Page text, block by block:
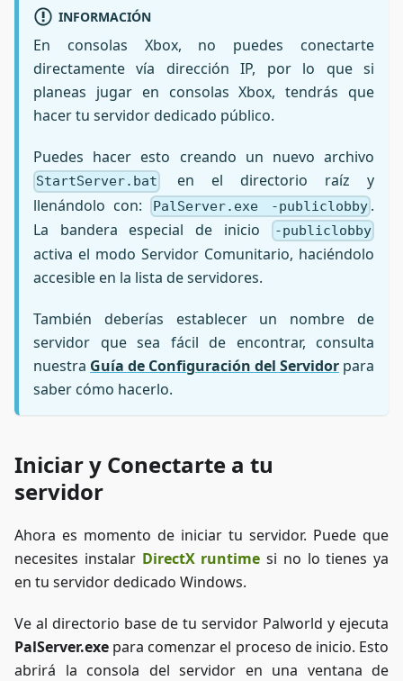
INFORMACIÓN
En consolas Xbox, no puedes conectarte
directamente vía dirección IP, por lo que si
planeas jugar en consolas Xbox, tendrás que
hacer tu servidor dedicado público.
Puedes hacer esto creando un nuevo archivo
StartServer.bat
en el directorio raíz y
llenándolo con:
PalServer.exe -publiclobby .
La bandera especial de inicio
-publiclobby
activa el modo Servidor Comunitario, haciéndolo
accesible en la lista de servidores.
También deberías establecer un nombre de
servidor que sea fácil de encontrar, consulta
nuestra Guía de Configuración del Servidor para
saber cómo hacerlo.
Iniciar y Conectarte a tu
servidor
Ahora es momento de iniciar tu servidor. Puede que
necesites instalar DirectX runtime si no lo tienes ya
en tu servidor dedicado Windows.
Ve al directorio base de tu servidor Palworld y ejecuta
PalServer.exe para comenzar el proceso de inicio. Esto
abrirá la consola del servidor en una ventana de